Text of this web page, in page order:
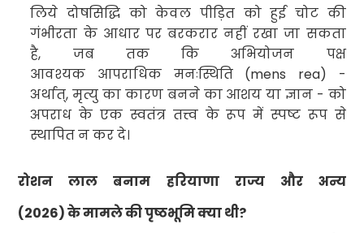
लिये दोषसिद्धि को केवल पीड़ित को हुई चोट की
गंभीरता के आधार पर बरकरार नहीं रखा जा सकता
है, जब तक कि अभियोजन पक्ष
आवश्यक आपराधिक मनःस्थिति(mens rea) -
अर्थात्,मृत्यु का कारण बनने का आशय या ज्ञान - को
अपराध के एक स्वतंत्र तत्त्व के रूप में स्पष्ट रूप से
स्थापित न कर दे।
रोशन लाल बनाम हरियाणा राज्य और अन्य
(2026)के मामले की पृष्ठभूमि क्या थी?